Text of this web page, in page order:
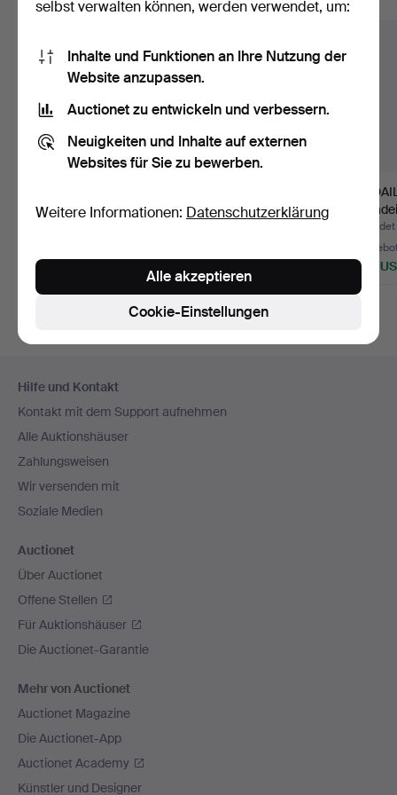
32 USD
Rosenquarz, Tigeraug…
A.
29
445
Navigation
Hilfe und Kontakt
Kontakt mit dem Support aufnehmen
Alle Auktionshäuser
Zahlungsweisen
Wir versenden mit
Soziale Medien
Auctionet
Über Auctionet
Offene Stellen
Für Auktionshäuser
Die Auctionet-Garantie
Mehr von Auctionet
Auctionet Magazine
Die Auctionet-App
Auctionet Academy
Künstler und Designer
selbst verwalten können, werden verwendet, um:
Inhalte und Funktionen an Ihre Nutzung der
Website anzupassen.
Auctionet zu entwickeln und verbessern.
Neuigkeiten und Inhalte auf externen
Websites für Sie zu bewerben.
Weitere Informationen: Datenschutzerklärung
Cookie-Einstellungen
Alle akzeptieren